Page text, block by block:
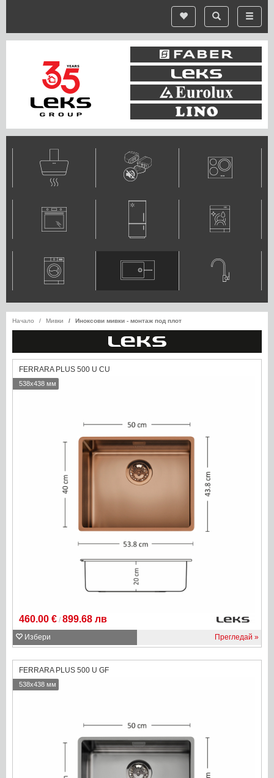
Начало Мивки Иноксови мивки - монтаж под плот
FERRARA PLUS 500 U CU
460.00 € / 899.68 лв
Избери Прегледай
538x438 мм
FERRARA PLUS 500 U GF
538x438 мм